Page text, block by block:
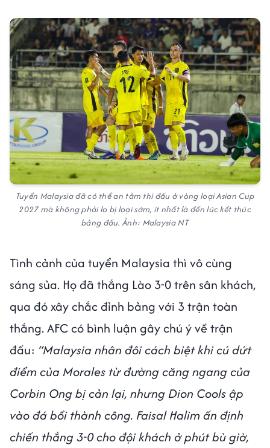
Tuyển Malaysia đã có thể an tâm thi đấu ở vòng loại Asian Cup
2027 mà không phải lo bị loại sớm, ít nhất là đến lúc kết thúc
bảng đấu. Ảnh: Malaysia NT
Tình cảnh của tuyển Malaysia thì vô cùng
sáng sủa. Họ đã thắng Lào 3-0 trên sân khách,
qua đó xây chắc đỉnh bảng với 3 trận toàn
thắng. AFC có bình luận gây chú ý về trận
đấu: “Malaysia nhân đôi cách biệt khi cú dứt
điểm của Morales từ đường căng ngang của
Corbin Ong bị cản lại, nhưng Dion Cools ập
vào đá bồi thành công. Faisal Halim ấn định
chiến thắng 3-0 cho đội khách ở phút bù giờ,